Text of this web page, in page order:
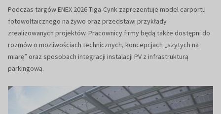
Podczas targów ENEX 2026 Tiga-Cynk zaprezentuje model carportu
fotowoltaicznego na żywo oraz przedstawi przykłady
zrealizowanych projektów. Pracownicy firmy będą także dostępni do
rozmów o możliwościach technicznych, koncepcjach „szytych na
miarę” oraz sposobach integracji instalacji PV z infrastrukturą
parkingową.